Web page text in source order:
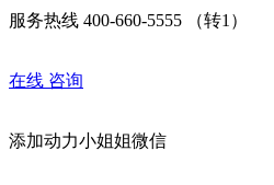
服务热线 400-660-5555 （转1）
在线 咨询
添加动力小姐姐微信